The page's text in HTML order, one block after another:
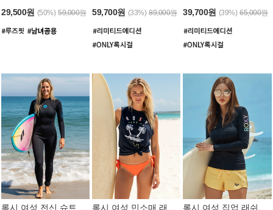
29,500원 (50%) 59,000원 59,700원 (33%) 89,000원 39,700원 (39%) 65,000원